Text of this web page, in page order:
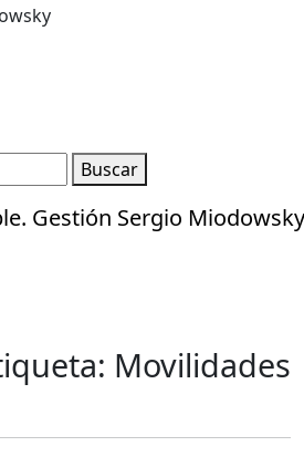
Buscar
Movilidades